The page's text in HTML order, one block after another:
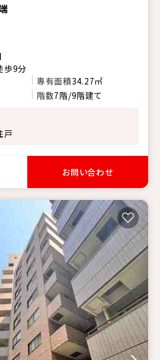
歩9分
専有面積34.27㎡
階数7階/9階建て
戸
お問い合わせ